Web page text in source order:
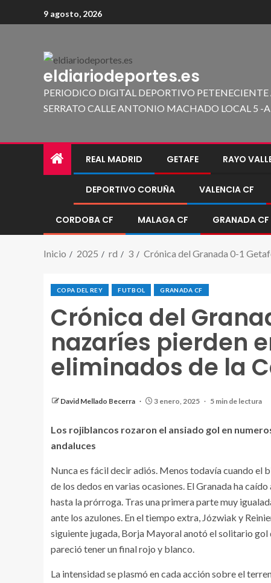
9 agosto, 2026
eldiariodeportes.es
PERIODICO DIGITAL DEPORTIVO
SERRATO CALLE ANTONIO MACHADO LOCAL 5 -
REAL MADRID GETAFE RAYO
DEPORTIVO CORUÑA VALENCIA CF
CORDOBA CF MALAGA CF GRANADA CF
Inicio 2025 rd 3 Crónica del Granada 0-1
COPA DEL REY FUTBOL GRANADA CF
Crónica del
nazaríes pierden
eliminados de la
David Mellado Becerra 3 enero, 2025 5 min de lectura
Hongla y Álvaro Rodríguez disputan un duelo
Los rojiblancos rozaron el ansiado gol en
andaluces
Nunca es fácil decir adiós. Menos todavía cuando el
de los dedos en varias ocasiones. El Granada ha
hasta la prórroga. Tras una primera parte muy
ante los azulones. En el tiempo extra, Józwiak y
siguiente jugada, Borja Mayoral anotó el solitario
pareció tener un final rojo y blanco.
La intensidad se plasmó en cada acción sobre el